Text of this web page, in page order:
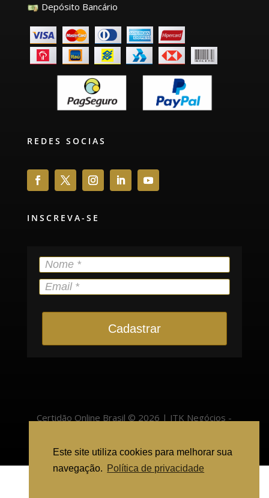
Depósito Bancário
REDES SOCIAS
INSCREVA-SE
Cadastrar
Certidão Online Brasil © 2026 | JTK Negócios -
000 |atendimento@cartorioonlinebrasil.com.br
Este site utiliza cookies para melhorar sua
navegação. Política de privacidade